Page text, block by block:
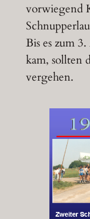
vorwiegend
Bis es zum
kam, sollten
vergehen.